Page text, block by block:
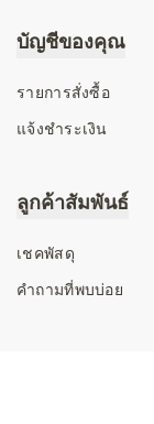
บัญชีของคุณ
รายการสั่งซื้อ
แจ้งชำระเงิน
ลูกค้าสัมพันธ์
เชคพัสดุ
คำถามที่พบบ่อย